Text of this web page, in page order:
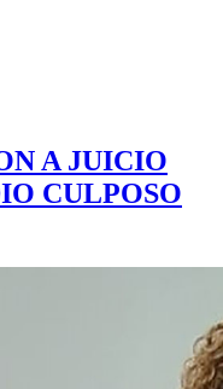
A JUICIO
CULPOSO